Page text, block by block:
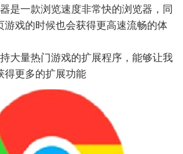
一款浏览速度非常快的浏览器，同
游戏的时候也会获得更高速流畅的体
量热门游戏的扩展程序，能够让我
得更多的扩展功能